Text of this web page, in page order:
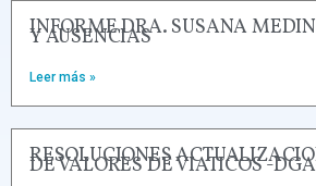
INFORME DRA. SUSANA
Y AUSENCIAS
Leer más »
RESOLUCIONES
DE VALORES DE VIATICOS -